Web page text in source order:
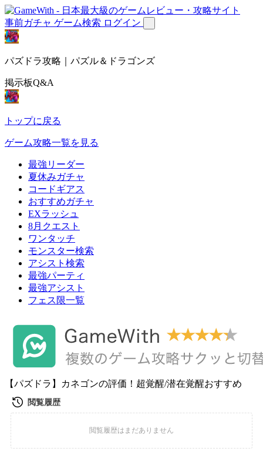
事前ガチャ ゲーム検索 ログイン
パズドラ攻略｜パズル＆ドラゴンズ
掲示板Q&A
トップに戻る
ゲーム攻略一覧を見る
最強リーダー
夏休みガチャ
コードギアス
おすすめガチャ
EXラッシュ
8月クエスト
ワンタッチ
モンスター検索
アシスト検索
最強パーティ
最強アシスト
フェス限一覧
【パズドラ】カネゴンの評価！超覚醒/潜在覚醒おすすめ